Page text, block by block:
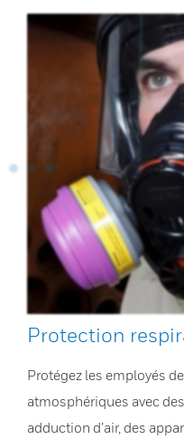
Protection
Protégez les employés
atmosphériques avec
adduction d’air, des